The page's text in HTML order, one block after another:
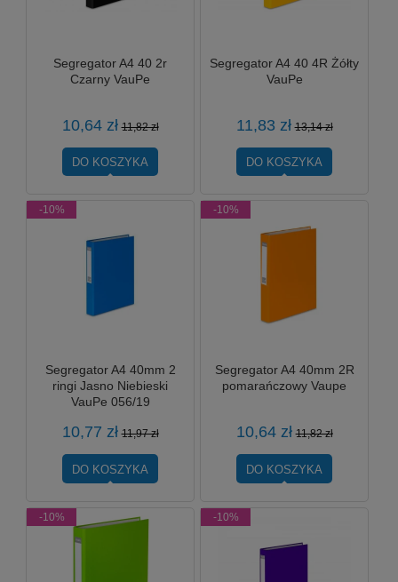
Segregator A4 40 2r
Czarny VauPe
10,64 zł 11,82 zł
DO KOSZYKA
Segregator A4 40 4R Żółty
VauPe
11,83 zł 13,14 zł
DO KOSZYKA
Segregator A4 40mm 2
ringi Jasno Niebieski
VauPe 056/19
10,77 zł 11,97 zł
DO KOSZYKA
-10%
Segregator A4 40mm 2R
pomarańczowy Vaupe
10,64 zł 11,82 zł
DO KOSZYKA
-10%
-10% -10%